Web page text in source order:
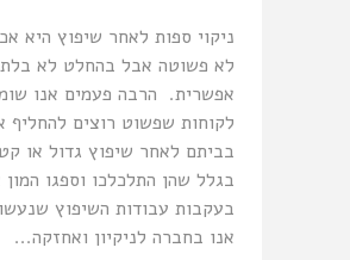
ניקוי ספות לאחר שיפוץ היא
לא פשוטה אבל בהחלט לא
אפשרית. הרבה פעמים אנו
לקוחות שפשוט רוצים להחליף
בביתם לאחר שיפוץ גדול או
בגלל שהן התלכלכו וספגו
בעקבות עבודות השיפוץ
אנו בחברה לניקיון ואחזקה...